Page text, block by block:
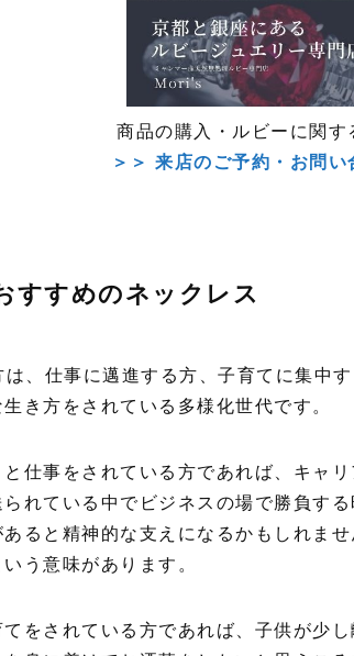
商品の購入・ルビーに関
＞＞ 来店のご予約・お問
すすめのネックレス
は、仕事に邁進する方、子育てに集中
生き方をされている多様化世代です。
仕事をされている方であれば、キャ
られている中でビジネスの場で勝負す
あると精神的な支えになるかもしれま
いう意味があります。
てをされている方であれば、子供が少